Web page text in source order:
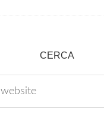
CERCA